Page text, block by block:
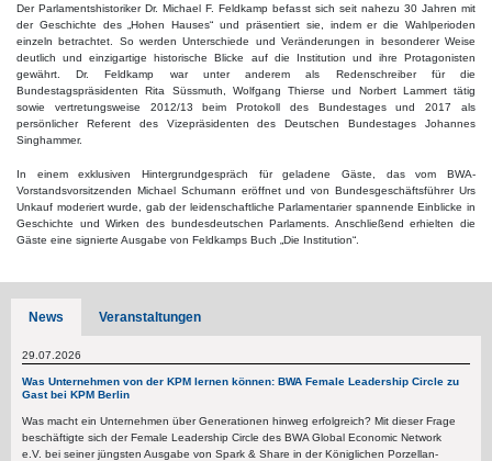
Der Parlamentshistoriker Dr. Michael F. Feldkamp befasst sich seit nahezu 30 Jahren mit
der Geschichte des „Hohen Hauses“ und präsentiert sie, indem er die Wahlperioden
einzeln betrachtet. So werden Unterschiede und Veränderungen in besonderer Weise
deutlich und einzigartige historische Blicke auf die Institution und ihre Protagonisten
gewährt. Dr. Feldkamp war unter anderem als Redenschreiber für die
Bundestagspräsidenten Rita Süssmuth, Wolfgang Thierse und Norbert Lammert tätig
sowie vertretungsweise 2012/13 beim Protokoll des Bundestages und 2017 als
persönlicher Referent des Vizepräsidenten des Deutschen Bundestages Johannes
Singhammer.
In einem exklusiven Hintergrundgespräch für geladene Gäste, das vom BWA-
Vorstandsvorsitzenden Michael Schumann eröffnet und von Bundesgeschäftsführer Urs
Unkauf moderiert wurde, gab der leidenschaftliche Parlamentarier spannende Einblicke in
Geschichte und Wirken des bundesdeutschen Parlaments. Anschließend erhielten die
Gäste eine signierte Ausgabe von Feldkamps Buch „Die Institution“.
News Veranstaltungen
29.07.2026
Was Unternehmen von der KPM lernen können: BWA Female Leadership Circle zu
Gast bei KPM Berlin
Was macht ein Unternehmen über Generationen hinweg erfolgreich? Mit dieser Frage
beschäftigte sich der Female Leadership Circle des BWA Global Economic Network
e.V. bei seiner jüngsten Ausgabe von Spark & Share in der Königlichen Porzellan-